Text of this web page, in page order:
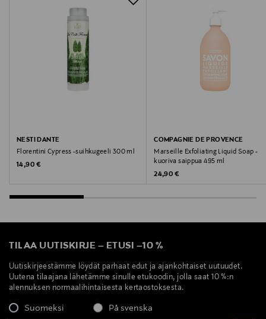
Valmistajan osoite
Keizersgracht 683, 1017 DW Amsterdam, Netherlands
Digitaalinen osoite
Rituals, The Ritual of Karma, Shampoo & Body Bar,
saippua, luonnollinen, hellävarainen
NESTI DANTE
Florentini Cypress -suihkugeeli 300 ml
Original Price
14,90 €
COMPAGNIE DE PROVENCE
Marseille Exfoliating Liquid Soap -
kuoriva saippua 495 ml
Original Price
24,90 €
TILAA UUTISKIRJE – ETUSI –10 %
Uutiskirjeestämme löydät parhaat edut ja ajankohtaiset uutuudet.
Uutena tilaajana lähetämme sinulle etukoodin, jolla saat 10 %:n
alennuksen normaalihintaisesta kertaostoksesta.
Suomeksi På svenska